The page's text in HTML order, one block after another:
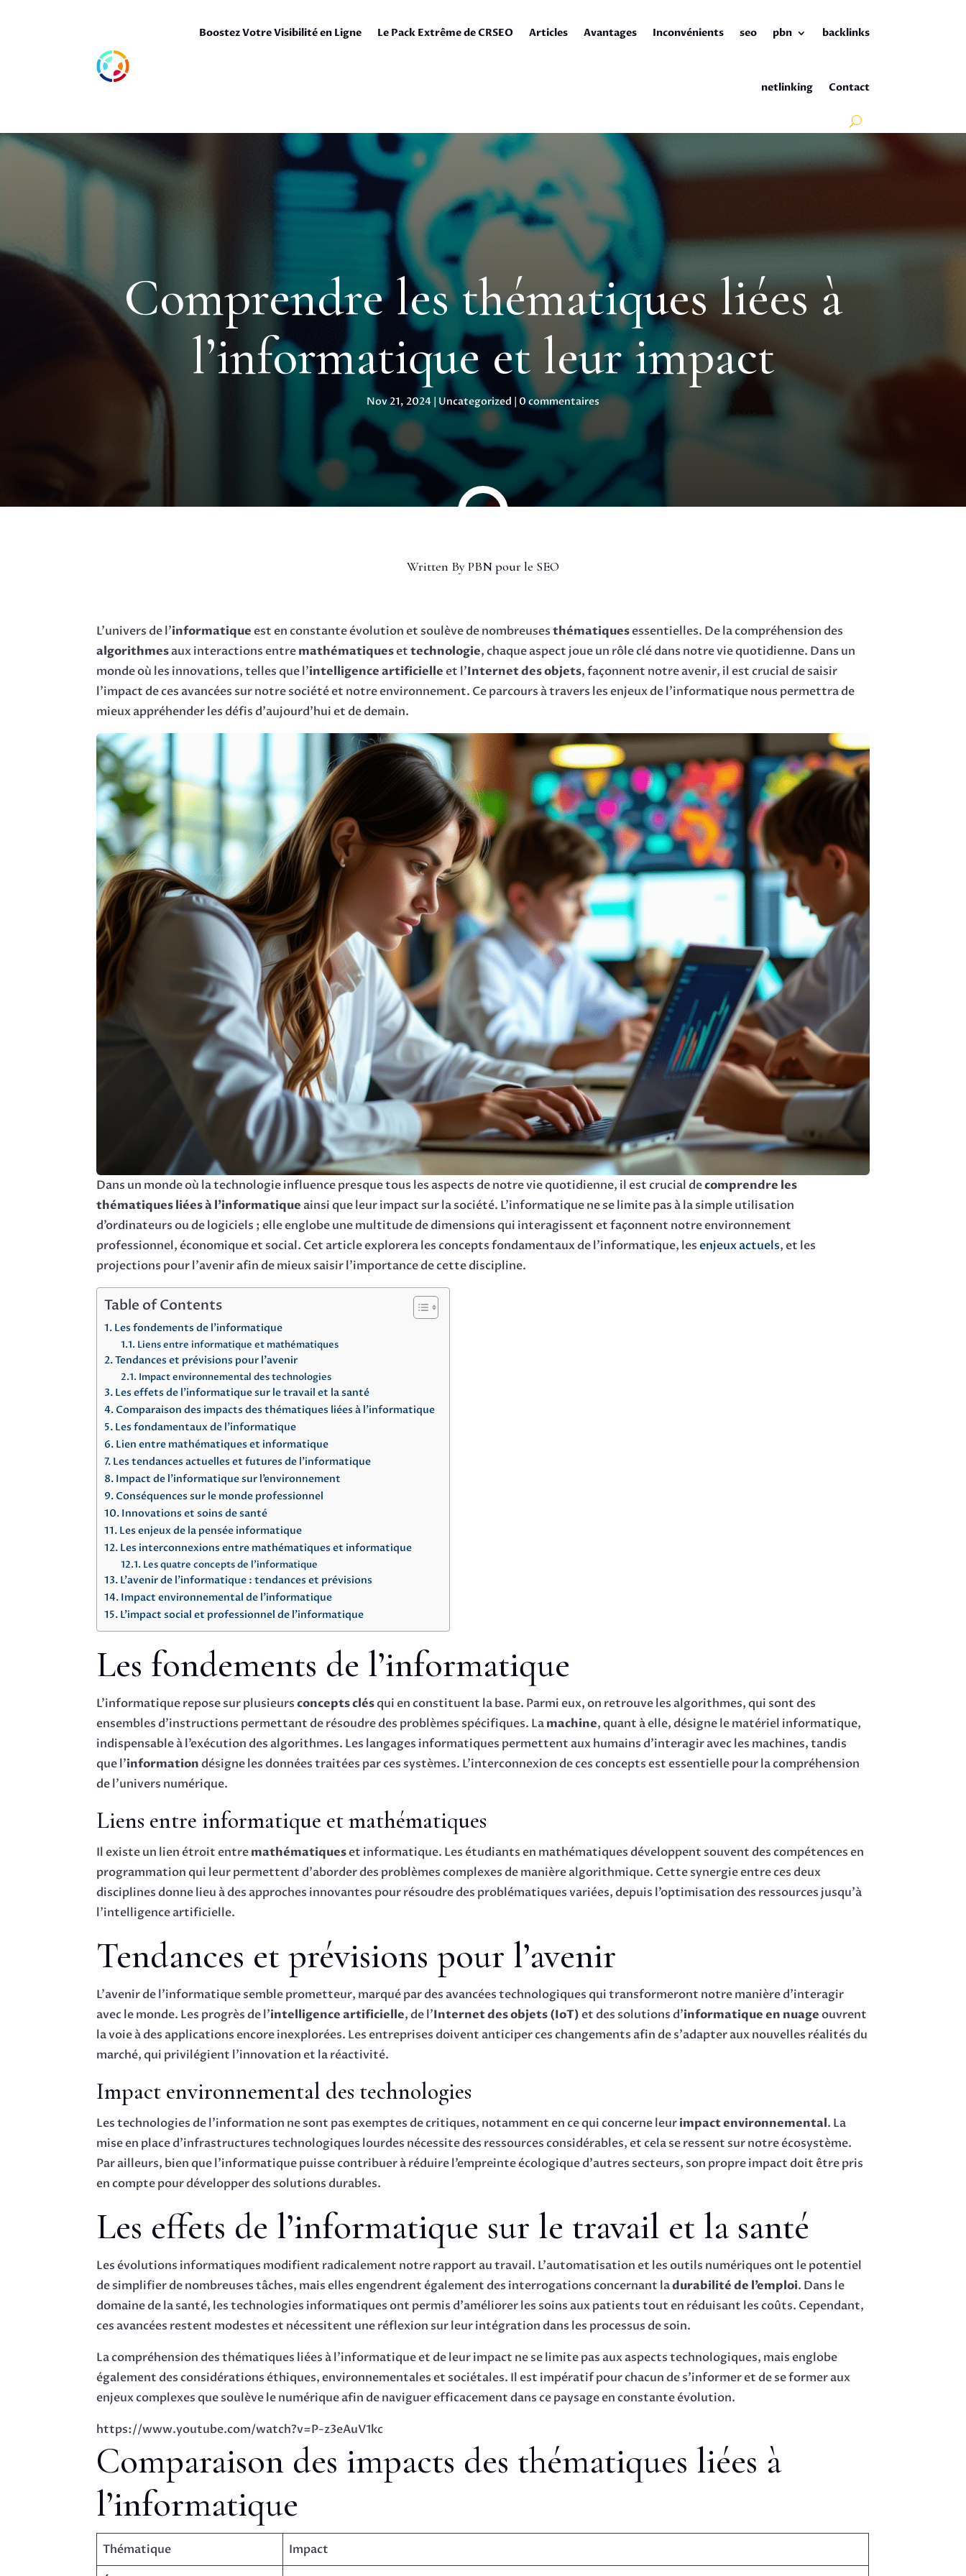
Boostez Votre Visibilité en Ligne Le Pack Extrême de CRSEO Articles Avantages Inconvénients seo pbn backlinks
netlinking Contact
Comprendre les thématiques liées à
l’informatique et leur impact
Nov 21, 2024 | Uncategorized | 0 commentaires
Written ByPBN pour le SEO
L’univers de l’informatiqueest en constante évolution et soulève de nombreusesthématiquesessentielles. De la compréhension des
algorithmesaux interactions entremathématiquesettechnologie, chaque aspect joue un rôle clé dans notre vie quotidienne. Dans un
monde où les innovations, telles que l’intelligence artificielleet l’Internet des objets, façonnent notre avenir, il est crucial de saisir
l’impact de ces avancées sur notre société et notre environnement. Ce parcours à travers les enjeux de l’informatique nous permettra de
mieux appréhender les défis d’aujourd’hui et de demain.
Dans un monde où la technologie influence presque tous les aspects de notre vie quotidienne, il est crucial decomprendre les
thématiques liées à l’informatique ainsi que leur impact sur la société. L’informatique ne se limite pas à la simple utilisation
d’ordinateurs ou de logiciels ; elle englobe une multitude de dimensions qui interagissent et façonnent notre environnement
professionnel, économique et social. Cet article explorera les concepts fondamentaux de l’informatique, lesenjeux actuels, et les
projections pour l’avenir afin de mieux saisir l’importance de cette discipline.
Table of Contents
Les fondements de l’informatique
Liens entre informatique et mathématiques
Tendances et prévisions pour l’avenir
Impact environnemental des technologies
Les effets de l’informatique sur le travail et la santé
Comparaison des impacts des thématiques liées à l’informatique
Les fondamentaux de l’informatique
Lien entre mathématiques et informatique
Les tendances actuelles et futures de l’informatique
Impact de l’informatique sur l’environnement
Conséquences sur le monde professionnel
Innovations et soins de santé
Les enjeux de la pensée informatique
Les interconnexions entre mathématiques et informatique
Les quatre concepts de l’informatique
L’avenir de l’informatique : tendances et prévisions
Impact environnemental de l’informatique
L’impact social et professionnel de l’informatique
Les fondements de l’informatique
L’informatique repose sur plusieursconcepts clésqui en constituent la base. Parmi eux, on retrouve les algorithmes, qui sont des
ensembles d’instructions permettant de résoudre des problèmes spécifiques. Lamachine, quant à elle, désigne le matériel informatique,
indispensable à l’exécution des algorithmes. Les langages informatiques permettent aux humains d’interagir avec les machines, tandis
que l’informationdésigne les données traitées par ces systèmes. L’interconnexion de ces concepts est essentielle pour la compréhension
de l’univers numérique.
Liens entre informatique et mathématiques
Il existe un lien étroit entremathématiqueset informatique. Les étudiants en mathématiques développent souvent des compétences en
programmation qui leur permettent d’aborder des problèmes complexes de manière algorithmique. Cette synergie entre ces deux
disciplines donne lieu à des approches innovantes pour résoudre des problématiques variées, depuis l’optimisation des ressources jusqu’à
l’intelligence artificielle.
Tendances et prévisions pour l’avenir
L’avenir de l’informatique semble prometteur, marqué par des avancées technologiques qui transformeront notre manière d’interagir
avec le monde. Les progrès de l’intelligence artificielle, de l’Internet des objets (IoT)et des solutions d’informatique en nuageouvrent
la voie à des applications encore inexplorées. Les entreprises doivent anticiper ces changements afin de s’adapter aux nouvelles réalités du
marché, qui privilégient l’innovation et la réactivité.
Impact environnemental des technologies
Les technologies de l’information ne sont pas exemptes de critiques, notamment en ce qui concerne leurimpact environnemental. La
mise en place d’infrastructures technologiques lourdes nécessite des ressources considérables, et cela se ressent sur notre écosystème.
Par ailleurs, bien que l’informatique puisse contribuer à réduire l’empreinte écologique d’autres secteurs, son propre impact doit être pris
en compte pour développer des solutions durables.
Les effets de l’informatique sur le travail et la santé
Les évolutions informatiques modifient radicalement notre rapport au travail. L’automatisation et les outils numériques ont le potentiel
de simplifier de nombreuses tâches, mais elles engendrent également des interrogations concernant ladurabilité de l’emploi. Dans le
domaine de la santé, les technologies informatiques ont permis d’améliorer les soins aux patients tout en réduisant les coûts. Cependant,
ces avancées restent modestes et nécessitent une réflexion sur leur intégration dans les processus de soin.
La compréhension des thématiques liées à l’informatique et de leur impact ne se limite pas aux aspects technologiques, mais englobe
également des considérations éthiques, environnementales et sociétales. Il est impératif pour chacun de s’informer et de se former aux
enjeux complexes que soulève le numérique afin de naviguer efficacement dans ce paysage en constante évolution.
https://www.youtube.com/watch?v=P-z3eAuV1kc
Comparaison des impacts des thématiques liées à
l’informatique
Thématique Impact